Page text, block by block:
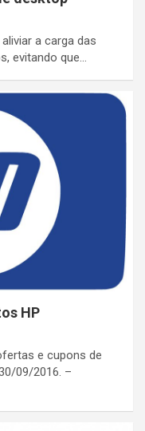
a carga das
evitando que…
HP
e cupons de
09/2016. –